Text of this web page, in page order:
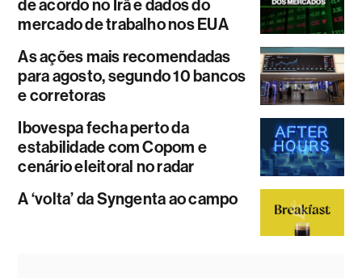
de acordo no Irã e dados do
mercado de trabalho nos EUA
As ações mais recomendadas
para agosto, segundo 10 bancos
e corretoras
Ibovespa fecha perto da
estabilidade com Copom e
cenário eleitoral no radar
A ‘volta’ da Syngenta ao campo